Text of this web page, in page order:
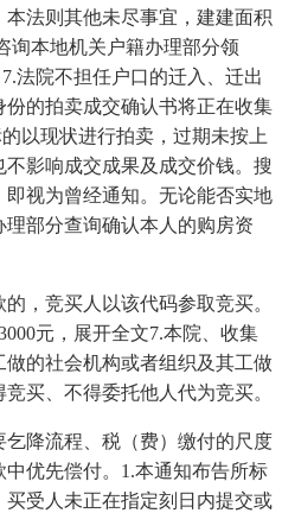
法则其他未尽事宜，建建面积
询本地机关户籍办理部分领
法院不担任户口的迁入、迁出
的拍卖成交确认书将正在收集
以现状进行拍卖，过期未按上
影响成交成果及成交价钱。搜
视为曾经通知。无论能否实地
部分查询确认本人的购房资
竞买人以该代码参取竞买。
元，展开全文7.本院、收集
的社会机构或者组织及其工做
买、不得委托他人代为竞买。
降流程、税（费）缴付的尺度
优先偿付。1.本通知布告所标
受人未正在指定刻日内提交或